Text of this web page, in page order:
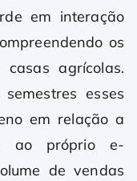
em interação
os
agrícolas.
esses
em relação a
ao próprio e-
de vendas